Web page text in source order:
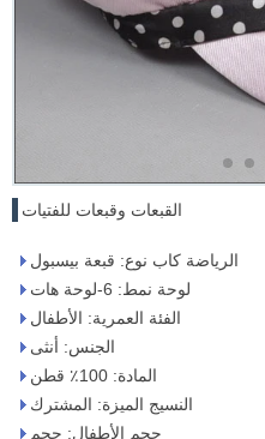
القبعات وقبعات للفتيات
الرياضة كاب نوع: قبعة بيسبول
لوحة نمط: 6-لوحة هات
الفئة العمرية: الأطفال
الجنس: أنثى
المادة: 100٪ قطن
النسيج الميزة: المشترك
حجم الأطفال: حجم